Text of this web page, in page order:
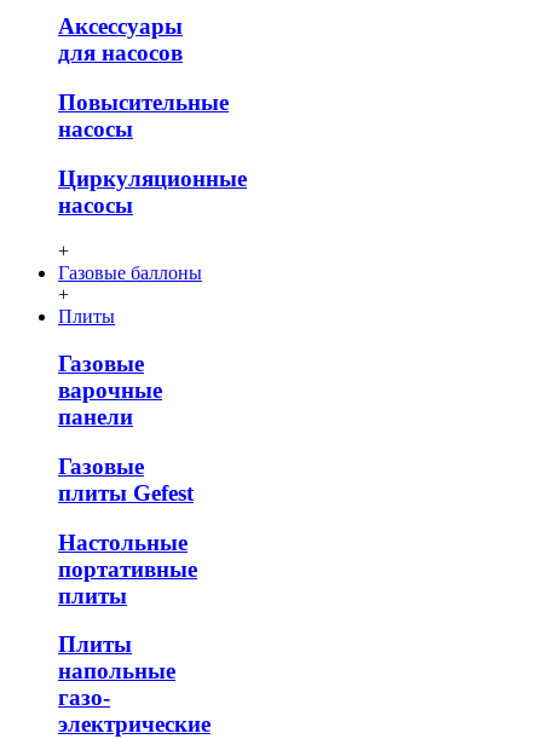
Аксессуары
для насосов
Повысительные
насосы
Циркуляционные
насосы
+
Газовые баллоны
+
Плиты
Газовые
варочные
панели
Газовые
плиты Gefest
Настольные
портативные
плиты
Плиты
напольные
газо-
электрические